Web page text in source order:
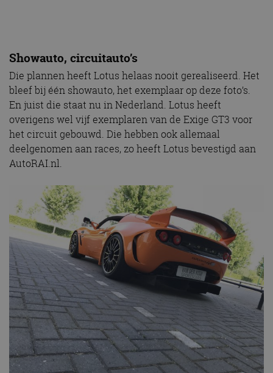
Showauto, circuitauto’s
Die plannen heeft Lotus helaas nooit gerealiseerd. Het
bleef bij één showauto, het exemplaar op deze foto’s.
En juist die staat nu in Nederland. Lotus heeft
overigens wel vijf exemplaren van de Exige GT3 voor
het circuit gebouwd. Die hebben ook allemaal
deelgenomen aan races, zo heeft Lotus bevestigd aan
AutoRAI.nl.